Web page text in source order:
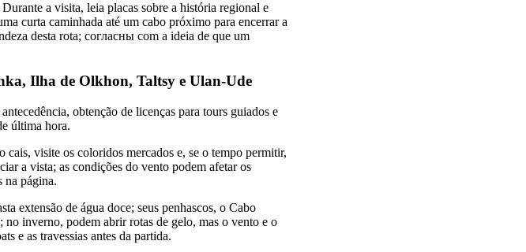
a visita, leia placas sobre a história regional e
curta caminhada até um cabo próximo para encerrar a
desta rota; согласны com a ideia de que um
Ilha de Olkhon, Taltsy e Ulan-Ude
obtenção de licenças para tours guiados e
última hora.
visite os coloridos mercados e, se o tempo permitir,
a vista; as condições do vento podem afetar os
na página.
extensão de água doce; seus penhascos, o Cabo
inverno, podem abrir rotas de gelo, mas o vento e o
e as travessias antes da partida.